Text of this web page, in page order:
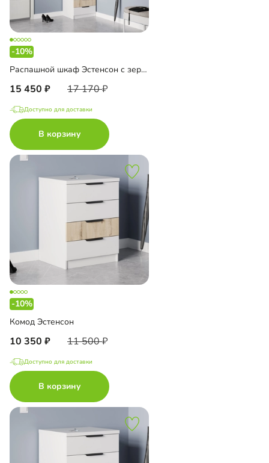
-10%
Распашной шкаф Эстенсон с зеркалом
15 450 17 170
Доступно для доставки
В корзину
-10%
Комод Эстенсон
10 350 11 500
Доступно для доставки
В корзину